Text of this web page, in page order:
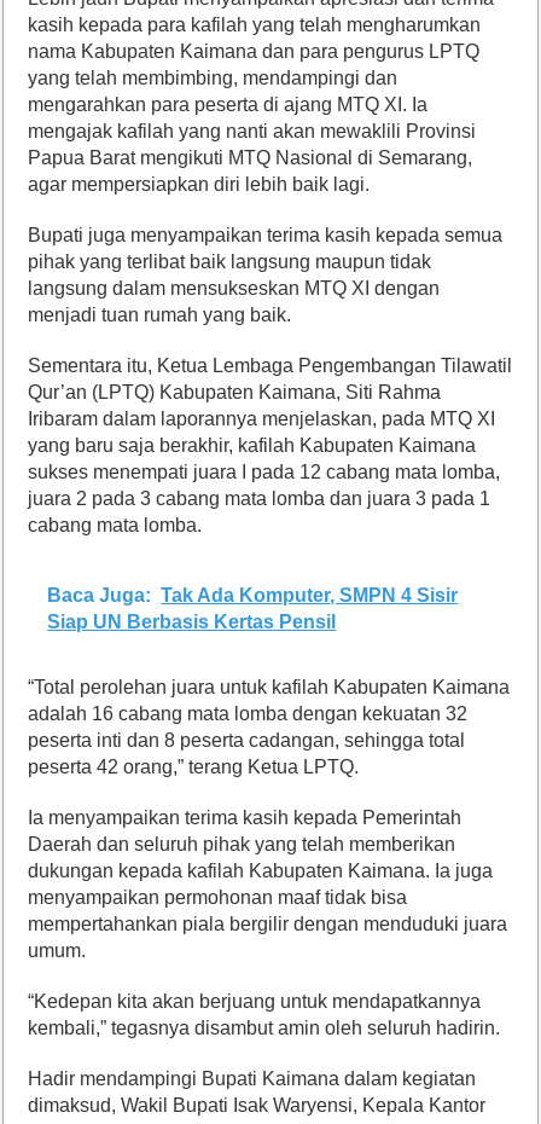
kasih kepada para kafilah yang telah mengharumkan
nama Kabupaten Kaimana dan para pengurus LPTQ
yang telah membimbing, mendampingi dan
mengarahkan para peserta di ajang MTQ XI. Ia
mengajak kafilah yang nanti akan mewaklili Provinsi
Papua Barat mengikuti MTQ Nasional di Semarang,
agar mempersiapkan diri lebih baik lagi.
Bupati juga menyampaikan terima kasih kepada semua
pihak yang terlibat baik langsung maupun tidak
langsung dalam mensukseskan MTQ XI dengan
menjadi tuan rumah yang baik.
Sementara itu, Ketua Lembaga Pengembangan Tilawatil
Qur’an (LPTQ) Kabupaten Kaimana, Siti Rahma
Iribaram dalam laporannya menjelaskan, pada MTQ XI
yang baru saja berakhir, kafilah Kabupaten Kaimana
sukses menempati juara I pada 12 cabang mata lomba,
juara 2 pada 3 cabang mata lomba dan juara 3 pada 1
cabang mata lomba.
Baca Juga: Tak Ada Komputer, SMPN 4 Sisir
Siap UN Berbasis Kertas Pensil
“Total perolehan juara untuk kafilah Kabupaten Kaimana
adalah 16 cabang mata lomba dengan kekuatan 32
peserta inti dan 8 peserta cadangan, sehingga total
peserta 42 orang,” terang Ketua LPTQ.
Ia menyampaikan terima kasih kepada Pemerintah
Daerah dan seluruh pihak yang telah memberikan
dukungan kepada kafilah Kabupaten Kaimana. Ia juga
menyampaikan permohonan maaf tidak bisa
mempertahankan piala bergilir dengan menduduki juara
umum.
“Kedepan kita akan berjuang untuk mendapatkannya
kembali,” tegasnya disambut amin oleh seluruh hadirin.
Hadir mendampingi Bupati Kaimana dalam kegiatan
dimaksud, Wakil Bupati Isak Waryensi, Kepala Kantor